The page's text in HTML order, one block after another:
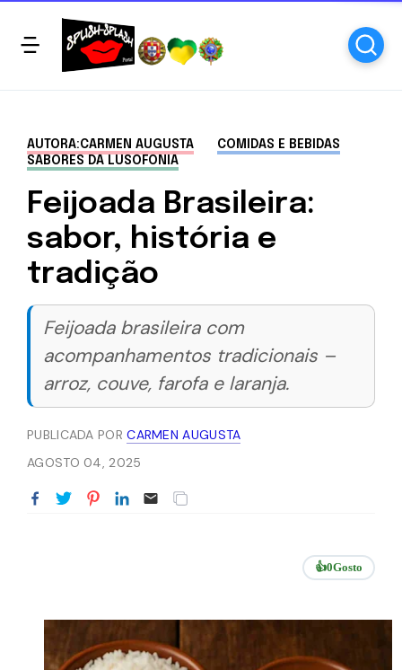
AUTORA:CARMEN AUGUSTA
COMIDAS E BEBIDAS
SABORES DA LUSOFONIA
Feijoada Brasileira:
sabor, história e
tradição
Feijoada brasileira com
acompanhamentos tradicionais –
arroz, couve, farofa e laranja.
PUBLICADA PORCARMEN AUGUSTA
AGOSTO 04, 2025
👍0Gosto